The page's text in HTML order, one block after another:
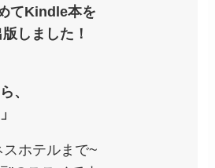
てKindle本を
版しました！
、
ホテルまで~